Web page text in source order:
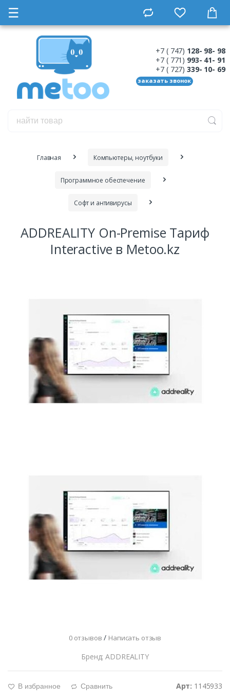
☰
+7 ( 747) 128- 98- 98
+7 ( 771) 993- 41- 91
+7 ( 727) 339- 10- 69
заказать звонок
Главная Компьютеры, ноутбуки
Программное обеспечение
Софт и антивирусы
ADDREALITY On-Premise Тариф
Interactive в Metoo.kz
0 отзывов / Написать отзыв
Бренд: ADDREALITY
Арт: 1145933
g В избранное d Сравнить